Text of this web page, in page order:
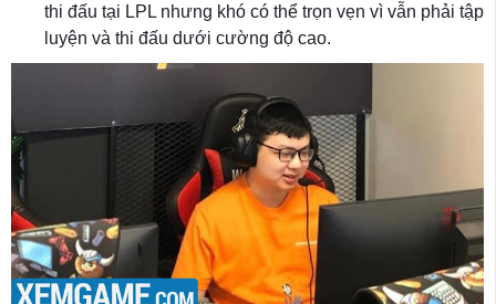
thi đấu tại LPL nhưng khó có thể trọn vẹn vì vẫn phải tập
luyện và thi đấu dưới cường độ cao.